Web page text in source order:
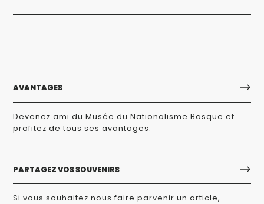
AVANTAGES
Devenez ami du Musée du Nationalisme Basque et
profitez de tous ses avantages.
PARTAGEZ VOS SOUVENIRS
Si vous souhaitez nous faire parvenir un article,